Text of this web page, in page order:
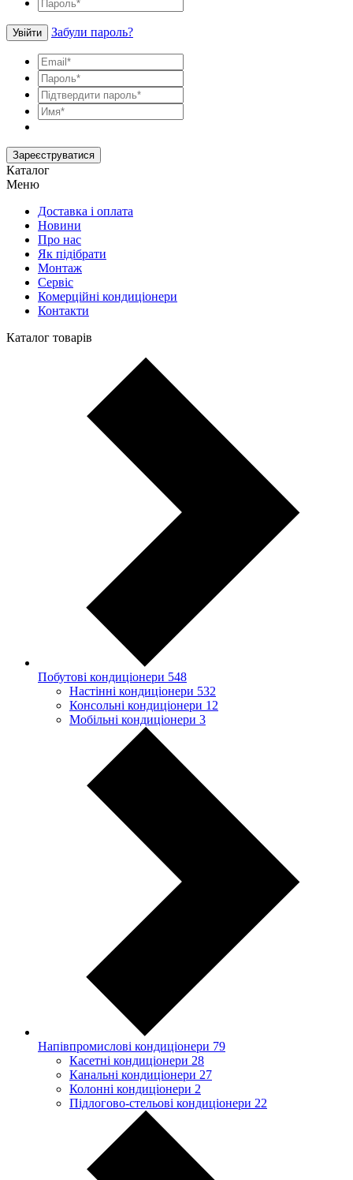
Увійти Забули пароль?
Зареєструватися
Каталог
Меню
Доставка і оплата
Новини
Про нас
Як підібрати
Монтаж
Сервіс
Комерційні кондиціонери
Контакти
Каталог товарів
Побутові кондиціонери 548
Настінні кондиціонери 532
Консольні кондиціонери 12
Мобільні кондиціонери 3
Напівпромислові кондиціонери 79
Касетні кондиціонери 28
Канальні кондиціонери 27
Колонні кондиціонери 2
Підлогово-стельові кондиціонери 22